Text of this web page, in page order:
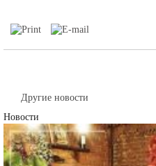
Другие новости
Новости